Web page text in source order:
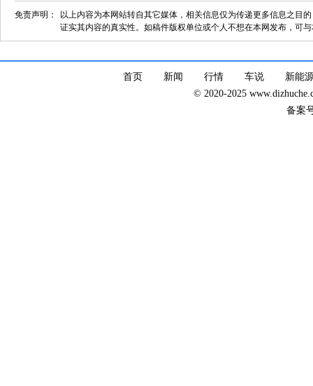
免责声明：
以上内容为本网站转自其它媒体，相关信息仅为传递更多信息之目
证实其内容的真实性。如稿件版权单位或个人不想在本网发布，可
首页 新闻 行情 车说
新能
© 2020-2025
备案